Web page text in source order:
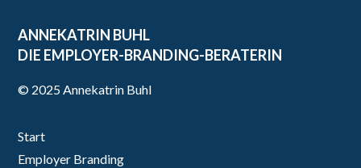
ANNEKATRIN BUHL
DIE EMPLOYER-BRANDING-BERATERIN
© 2025 Annekatrin Buhl
Start
Employer Branding